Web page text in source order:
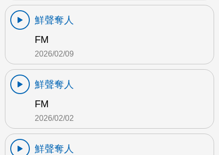
鮮聲奪人
FM
2026/02/09
鮮聲奪人
FM
2026/02/02
鮮聲奪人